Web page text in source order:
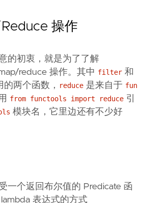
操作
的初衷，就是为了了解
reduce 操作。其中 filter 和
两个函数， reduce 是来自于 fun
from functools import reduce 引
模块名，它里边还有不少好
一个返回布尔值的 Predicate 函
表达式的方式